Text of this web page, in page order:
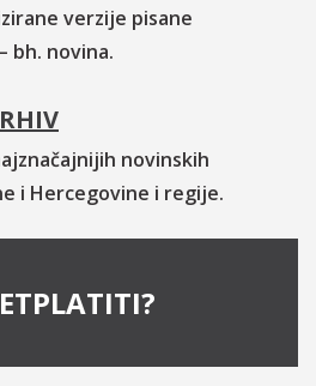
verzije pisane
bh. novina.
novinskih
i Hercegovine i regije.